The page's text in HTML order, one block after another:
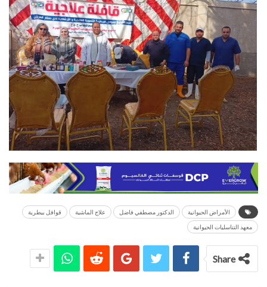
الأمراض الحيوانية الدكتور مصطفي فاضل علاج الماشية قوافل بيطرية
معهد التناسليات الحيوانية
Share